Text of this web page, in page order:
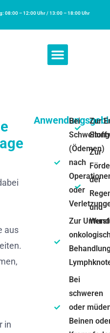
08:00 – 12:00 Uhr / 13:00 – 18:00 Uhr
aus
in
Bei
(Ödemen)
nach
oder
Zur
Bei
schweren
oder
Beinen
Zur
Zur
der
und